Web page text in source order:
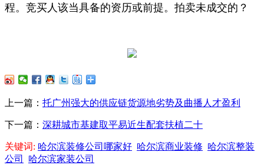
程。竞买人该当具备的资历或前提。拍卖未成交的？
上一篇： 托广州强大的供应链货源地劣势及曲播人才盈利
下一篇： 深耕城市基建取平易近生配套扶植二十
关键词: 哈尔滨装修公司哪家好 哈尔滨商业装修 哈尔滨整装
公司
哈尔滨家装公司